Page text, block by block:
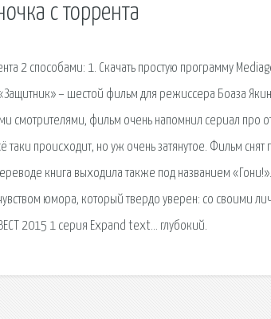
с торрента
2 способами: 1. Скачать простую программу
– шестой фильм для режиссера Боаза
смотрителями, фильм очень напомнил сериал про
таки происходит, но уж очень затянутое. Фильм
книга выходила также под названием
юмора, который твердо уверен: со своими
2015 1 серия Expand text… глубокий.